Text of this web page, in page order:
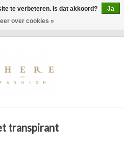
transpirant
te verbeteren. Is dat akkoord?
Ja
over cookies »